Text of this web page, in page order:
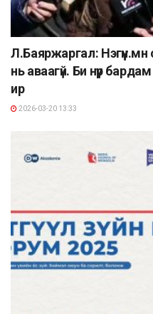
Л.Баяржаргал:
нь аваагүй. Би нүүр
ир
2026-03-20 13:33